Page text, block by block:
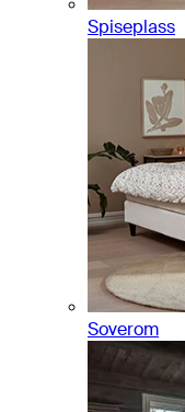
Spiseplass
Soverom